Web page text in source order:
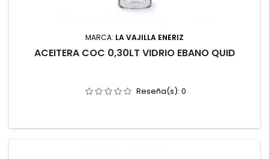
MARCA: LA VAJILLA ENERIZ
ACEITERA COC 0,30LT VIDRIO EBANO QUID
Reseña(s): 0